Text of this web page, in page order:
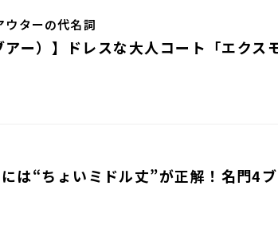
ウターの代名詞
ー）】ドレスな大人コート「エクス
は“ちょいミドル丈”が正解！名門4